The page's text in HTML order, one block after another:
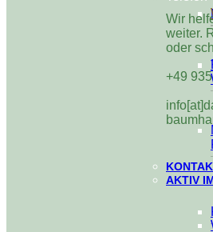
AKTIV
Wir
weiter.
oder
+49